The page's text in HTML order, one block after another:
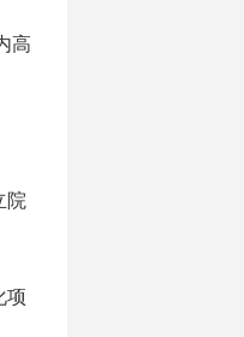
高
院
项